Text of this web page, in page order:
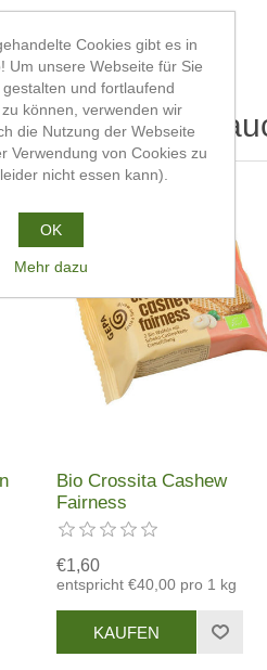
haben
Bio Crossita Cashew
Fairness
€1,60
entspricht €40,00 pro 1 kg
Cookies gibt es in
Um unsere Webseite für Sie
und fortlaufend
können, verwenden wir
die Nutzung der Webseite
Verwendung von Cookies zu
nicht essen kann).
OK
Mehr dazu